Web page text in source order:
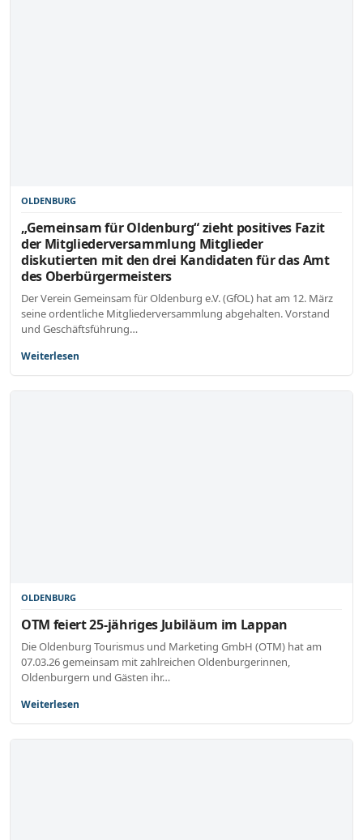
OLDENBURG
„Gemeinsam für Oldenburg“ zieht positives Fazit
der Mitgliederversammlung Mitglieder
diskutierten mit den drei Kandidaten für das Amt
des Oberbürgermeisters
Der Verein Gemeinsam für Oldenburg e.V. (GfOL) hat am 12. März
seine ordentliche Mitgliederversammlung abgehalten. Vorstand
und Geschäftsführung…
Weiterlesen
OLDENBURG
OTM feiert 25-jähriges Jubiläum im Lappan
Die Oldenburg Tourismus und Marketing GmbH (OTM) hat am
07.03.26 gemeinsam mit zahlreichen Oldenburgerinnen,
Oldenburgern und Gästen ihr…
Weiterlesen